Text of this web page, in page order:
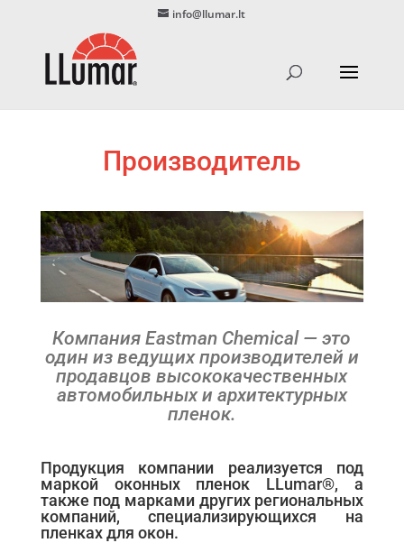
info@llumar.lt
Производитель
Компания Eastman Chemical — это
один из ведущих производителей и
продавцов высококачественных
автомобильных и архитектурных
пленок.
Продукция компании реализуется под
маркой оконных пленок LLumar®, а
также под марками других региональных
компаний, специализирующихся на
пленках для окон.